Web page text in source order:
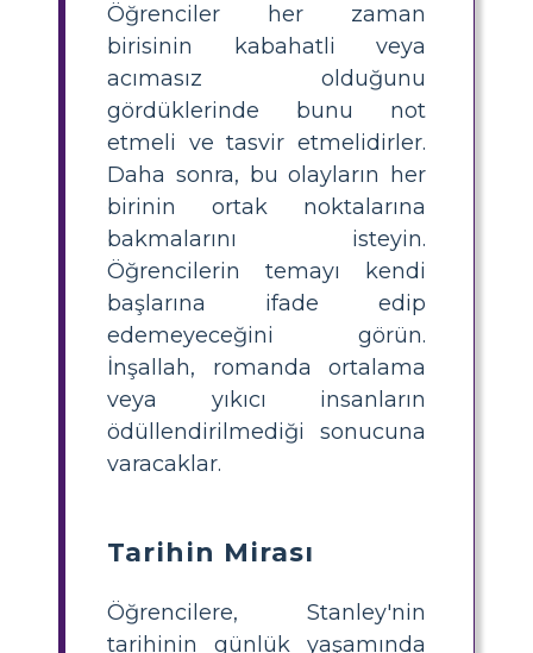
Öğrenciler her zaman
birisinin kabahatli veya
acımasız olduğunu
gördüklerinde bunu not
etmeli ve tasvir etmelidirler.
Daha sonra, bu olayların her
birinin ortak noktalarına
bakmalarını isteyin.
Öğrencilerin temayı kendi
başlarına ifade edip
edemeyeceğini görün.
İnşallah, romanda ortalama
veya yıkıcı insanların
ödüllendirilmediği sonucuna
varacaklar.
Tarihin Mirası
Öğrencilere, Stanley'nin
tarihinin günlük yaşamında